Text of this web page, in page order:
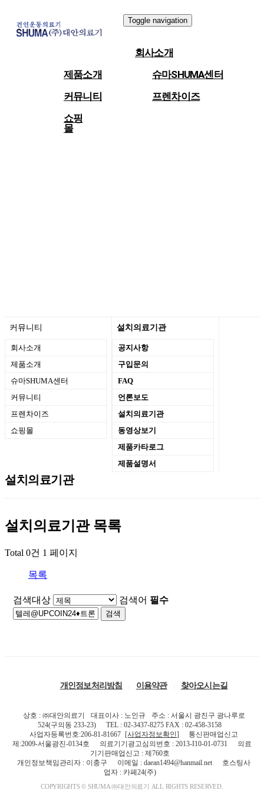
Toggle navigation
회사소개
제품소개
슈마SHUMA센터
커뮤니티
프렌차이즈
쇼핑
몰
커뮤니티
회사소개
제품소개
슈마SHUMA센터
커뮤니티
프렌차이즈
쇼핑몰
설치의료기관
공지사항
구입문의
FAQ
언론보도
설치의료기관
동영상보기
제품카타로그
제품설명서
설치의료기관
설치의료기관목록
Total 0건 1 페이지
목록
게
시
검색대상 검색어 필수
개인정보처리방침 이용약관 찾아오시는길
상호 : ㈜대안의료기 대표이사 : 노인규
주소 : 서울시 광진구 광나루로
524(구의동 233-23)
TEL : 02-3437-8275 FAX : 02-458-3158
사업자등록번호:206-81-81667 [사업자정보확인]
통신판매업신고
제:2009-서울광진-0134호
의료기기광고심의번호 : 2013-I10-01-0731
의료
기기판매업신고 : 제760호
개인정보책임관리자 : 이충구
이메일 : daean1494@hanmail.net
호스팅사
업자 : 카페24(주)
COPYRIGHTS © SHUMA ㈜대안의료기 ALL RIGHTS RESERVED.